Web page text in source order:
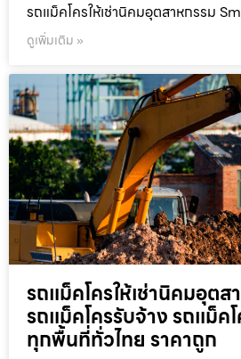
รถแม็คโครให้เช่านิคมอุตสาหกรรม
ดูเพิ่มเติม »
รถแม็คโครให้เช่านิคมอุต
รถแม็คโครรับจ้าง รถแม็คโ
ทุกพื้นที่ทั่วไทย ราคาถูก